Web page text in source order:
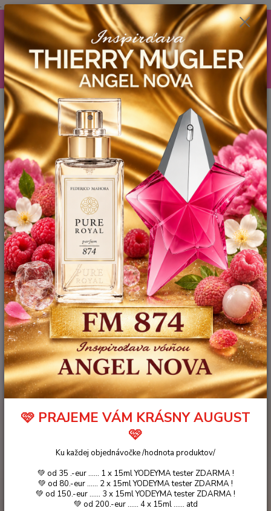
.
AKCIA (zobrazí sa v nákupnom košíku) ! ...... Ku každej objednávočke ❤️
od .. 35 .-eur CENA PRODUKTOV si môžte vybrať .. 15ml YODEYMA
tester ZDARMA ! ❤️ od 80.-eur .. 2 x 15ml, ❤️ od 150.-eur .. 3 x 15ml ❤️
od 200.-eur 4 x 15ml atd. YODEYMA tester ZDARMA .. (TIE VŠAK
TERBA VPÍSAŤ V SEKCII DODACE ÚDAJE) ! Akcia platí do vyčerpania
skladových zásob! ...... TEŠÍME SA NA VÁS a VIDÍME SA V MAILOCH a v
Košiciach :) aj OSOBNE. 👋🤚👋 .. 🌹🌹🌹
Menu
EUR
Hľadať
0944 619 068 0ks
za0 €
Úvod FM - PARFEMY ROYAL PARFUMY DÁMSKE
FM 992
UNISEX Inšpirovaná KILIAN Vodka on the Rocks - PURE ROYAL .. (50ml)
FM 992 UNISEX Inšpirovaná
KILIAN Vodka on the Rocks -
PURE ROYAL .. (50ml)
🩷 PRAJEME VÁM KRÁSNY AUGUST
🩷
Ku každej objednávočke /hodnota produktov/
💚 od 35 .-eur ...... 1 x 15ml YODEYMA tester ZDARMA !
💚 od 80.-eur ...... 2 x 15ml YODEYMA tester ZDARMA !
💚 od 150.-eur ...... 3 x 15ml YODEYMA tester ZDARMA !
💚 od 200.-eur ...... 4 x 15ml ...... atd